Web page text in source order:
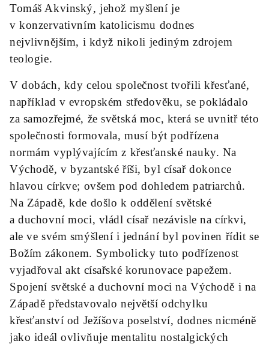
Tomáš Akvinský, jehož myšlení je
v konzervativním katolicismu dodnes
nejvlivnějším, i když nikoli jediným zdrojem
teologie.
V dobách, kdy celou společnost tvořili křesťané,
například v evropském středověku, se pokládalo
za samozřejmé, že světská moc, která se uvnitř této
společnosti formovala, musí být podřízena
normám vyplývajícím z křesťanské nauky. Na
Východě, v byzantské říši, byl císař dokonce
hlavou církve; ovšem pod dohledem patriarchů.
Na Západě, kde došlo k oddělení světské
a duchovní moci, vládl císař nezávisle na církvi,
ale ve svém smýšlení i jednání byl povinen řídit se
Božím zákonem. Symbolicky tuto podřízenost
vyjadřoval akt císařské korunovace papežem.
Spojení světské a duchovní moci na Východě i na
Západě představovalo největší odchylku
křesťanství od Ježíšova poselství, dodnes nicméně
jako ideál ovlivňuje mentalitu nostalgických